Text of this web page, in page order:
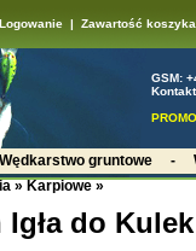
Logowanie| Zawartość koszyka
GSM:
Wędkarstwo gruntowe -
» Karpiowe »
Igła do